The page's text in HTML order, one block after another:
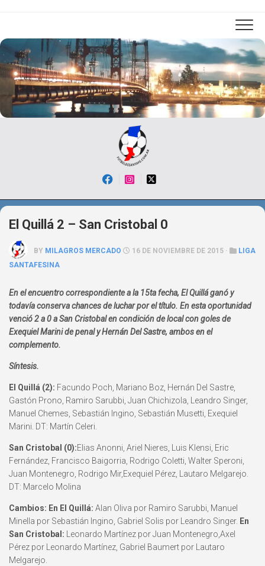
El Quillá 2 – San Cristobal 0
BY MILAGROS MERCADO 16 DE NOVIEMBRE DE 2015 ·
LIGA
SANTAFESINA
En el encuentro correspondiente a la 15ta fecha, El Quillá ganó y
todavía conserva chances de luchar por el título. En esta oportunidad
venció 2 a 0 a San Cristobal en condición de local con goles de
Exequiel Marini de penal y Hernán Del Sastre, ambos en el
complemento.
Síntesis.
El Quillá (2): Facundo Poch, Mariano Boz, Hernán Del Sastre,
Gastón Prono, Ramiro Sarubbi, Juan Chichizola, Leandro Singer,
Manuel Chemes, Sebastián Ingino, Sebastián Musetti, Exequiel
Marini. DT: Martín Celeri.
San Cristobal (0):Elias Anonni, Ariel Nieres, Luis Klensi, Eric
Fernández, Francisco Baigorria, Rodrigo Coletti, Walter Speroni,
Juan Montenegro, Rodrigo Mir,Exequiel Pérez, Lautaro Melgarejo.
DT: Marcelo Molina
Cambios: En El Quillá: Alan Oliva por Ramiro Sarubbi, Manuel
Minella por Sebastián Ingino, Gabriel Solis por Leandro Singer. En
San Cristobal: Leonardo Martínez por Juan Montenegro,Axel
Pérez por Leonardo Martínez, Gabriel Baumert por Lautaro
Melgarejo.